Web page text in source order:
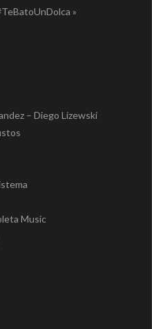
»
– Diego Lizewski
Music